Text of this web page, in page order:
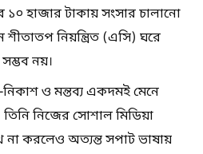
হাজার টাকায় সংসার চালানো
নিয়ন্ত্রিত (এসি) ঘরে
নয়।
নিকাশ ও মন্তব্য একদমই মেনে
তিনি নিজের সোশাল মিডিয়া
না করলেও অত্যন্ত সপাট ভাষায়